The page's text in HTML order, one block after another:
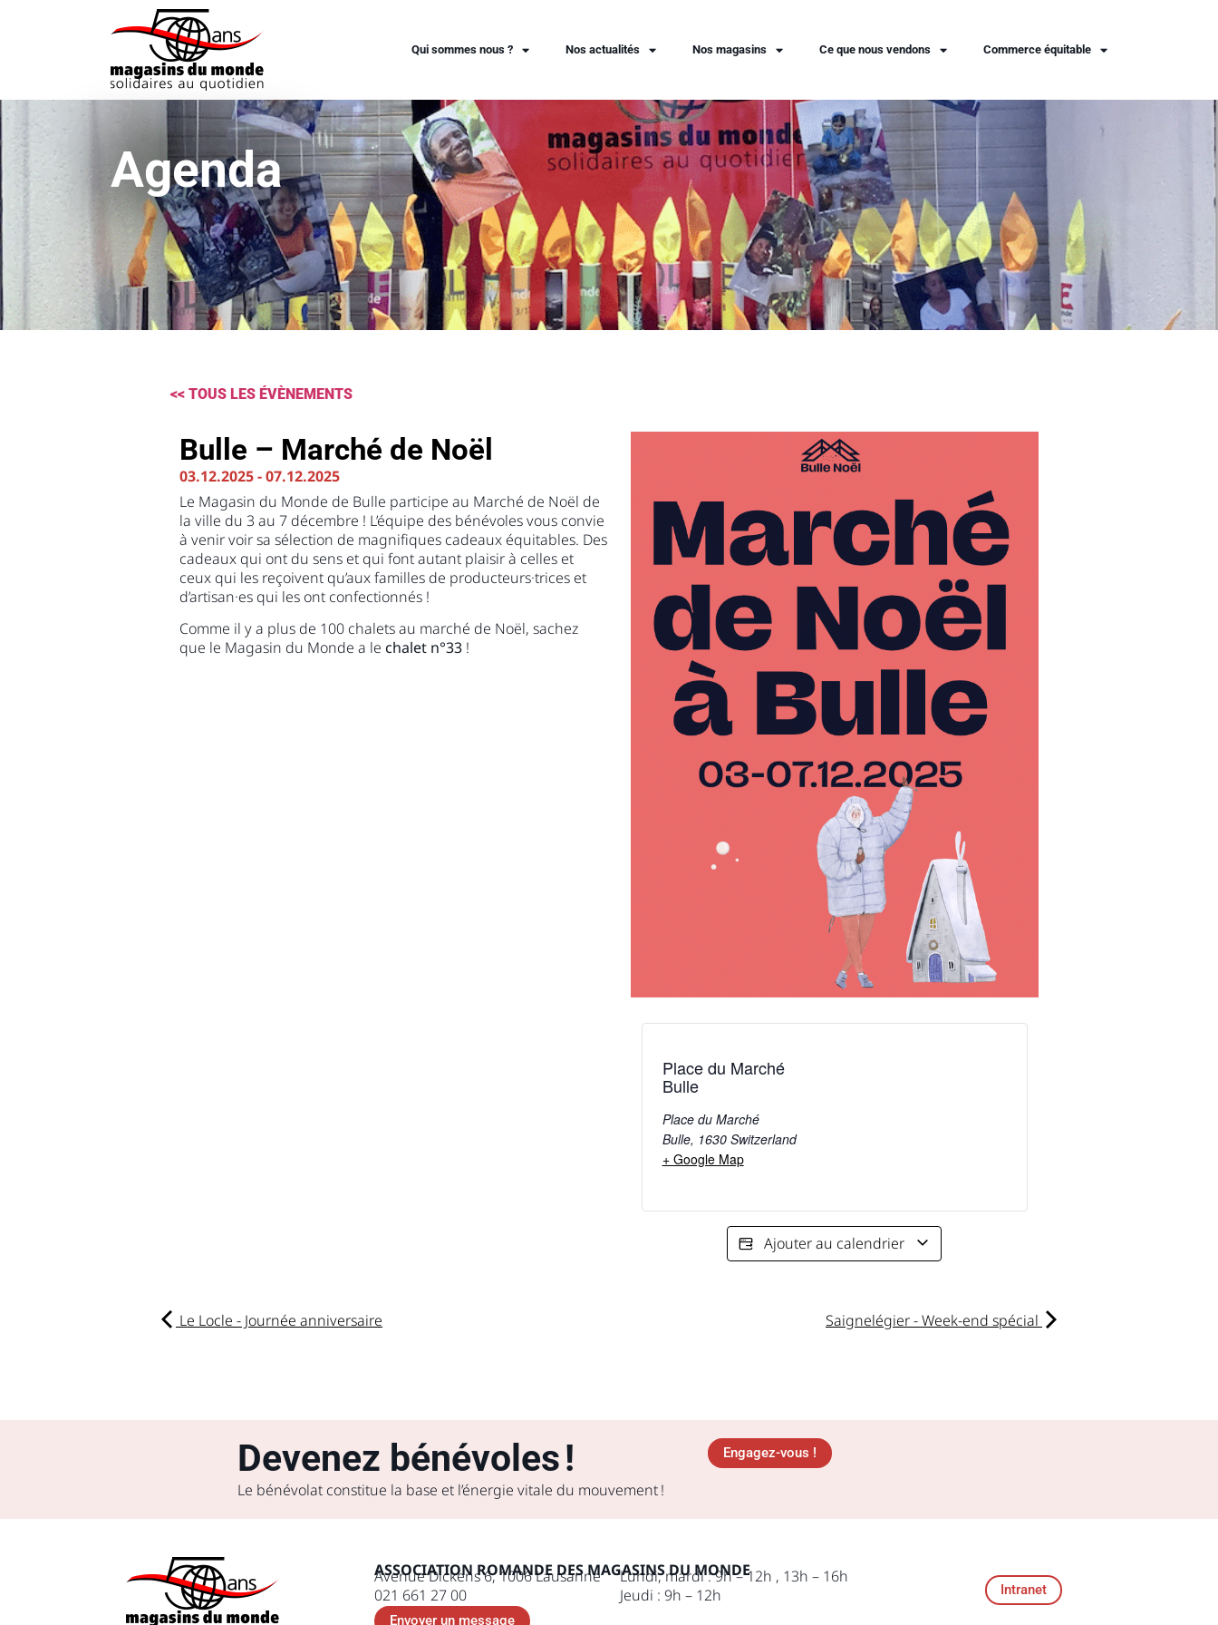
Qui sommes nous ? Nos actualités Nos magasins Ce que nous vendons Commerce équitable
Agenda
<< TOUS LES ÉVÈNEMENTS
Bulle – Marché de Noël
03.12.2025-07.12.2025
Le Magasin du Monde de Bulle participe au Marché de Noël de
la ville du 3 au 7 décembre ! L’équipe des bénévoles vous convie
à venir voir sa sélection de magnifiques cadeaux équitables. Des
cadeaux qui ont du sens et qui font autant plaisir à celles et
ceux qui les reçoivent qu’aux familles de producteurs·trices et
d’artisan·es qui les ont confectionnés !
Comme il y a plus de 100 chalets au marché de Noël, sachez
que le Magasin du Monde a le chalet n°33 !
Place du Marché
Bulle
Place du Marché
Bulle, 1630 Switzerland
+ Google Map
Ajouter au calendrier
Le Locle - Journée anniversaire Saignelégier - Week-end spécial
Devenez bénévoles !
Le bénévolat constitue la base et l’énergie vitale du mouvement !
Engagez-vous !
ASSOCIATION ROMANDE DES MAGASINS DU MONDE
Avenue Dickens 6, 1006 Lausanne
021 661 27 00
Lundi, mardi : 9h – 12h , 13h – 16h
Jeudi : 9h – 12h
Envoyer un message
Intranet